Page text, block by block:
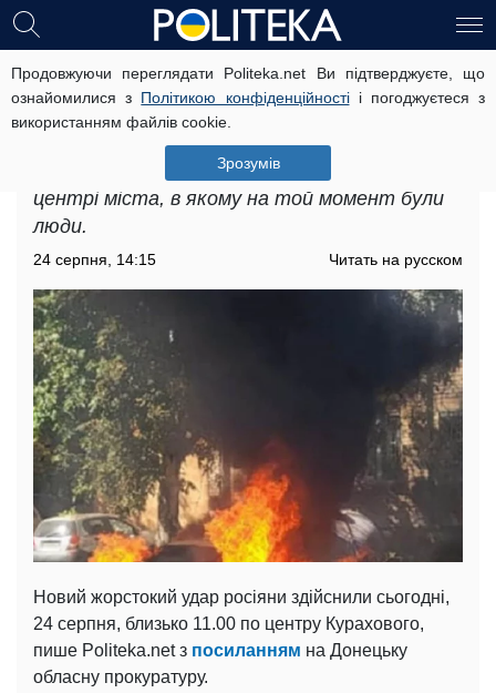
Продовжуючи переглядати Politeka.net Ви підтверджуєте, що
ознайомилися з Політикою конфіденційностіі погоджуєтеся з
використанням файлів cookie.
Зрозумів
Окупанти цинічно вдарили по
супермаркету: стеля і стіни
посипалися на людей
Російські загарбники обстріляли магазин у
центрі міста, в якому на той момент були
люди.
24 серпня, 14:15 Читать на русском
Новий жорстокий удар росіяни здійснили сьогодні,
24 серпня, близько 11.00 по центру Курахового,
пише Politeka.net з посиланням на Донецьку
обласну прокуратуру.